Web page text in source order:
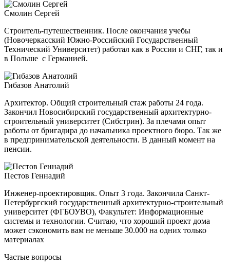
Смолин Сергей
Строитель-путешественник. После окончания учебы
(Новочеркасский Южно-Российский Государственный
Технический Университет) работал как в России и СНГ, так и
в Польше с Германией.
Гибазов Анатолий
Архитектор. Общий строительный стаж работы 24 года.
Закончил Новосибирский государственный архитектурно-
строительный университет (Сибстрин). За плечами опыт
работы от бригадира до начальника проектного бюро. Так же
в предпринимательской деятельности. В данный момент на
пенсии.
Пестов Геннадий
Инженер-проектировщик. Опыт 3 года. Закончила Санкт-
Петербургский государственный архитектурно-строительный
университет (ФГБОУВО), Факультет: Информационные
системы и технологии. Считаю, что хороший проект дома
может сэкономить вам не меньше 30.000 на одних только
материалах
Частые вопросы